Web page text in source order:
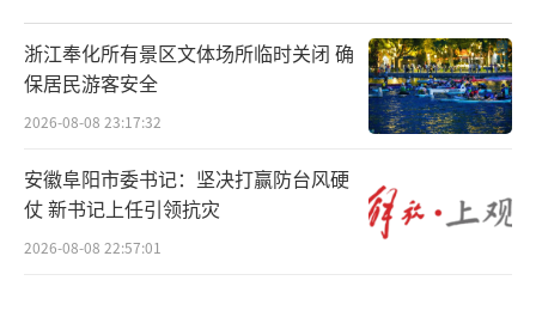
浙江奉化所有景区文体场所临时关闭 确
保居民游客安全
2026-08-08 23:17:32
安徽阜阳市委书记：坚决打赢防台风硬
仗 新书记上任引领抗灾
2026-08-08 22:57:01